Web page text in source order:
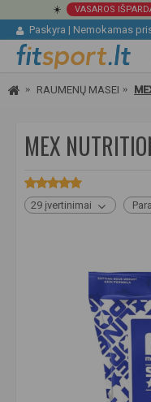
☀️ VASAROS
Paskyra | Nemokamas
RAUMENŲ MASEI
MEX
29 įvertinimai